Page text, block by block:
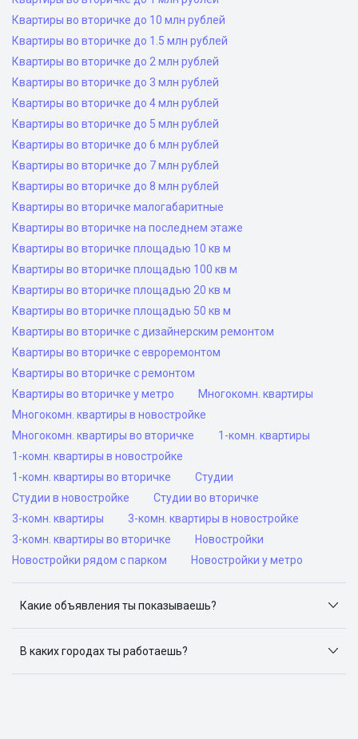
Квартиры во вторичке до 10 млн рублей
Квартиры во вторичке до 1.5 млн рублей
Квартиры во вторичке до 2 млн рублей
Квартиры во вторичке до 3 млн рублей
Квартиры во вторичке до 4 млн рублей
Квартиры во вторичке до 5 млн рублей
Квартиры во вторичке до 6 млн рублей
Квартиры во вторичке до 7 млн рублей
Квартиры во вторичке до 8 млн рублей
Квартиры во вторичке малогабаритные
Квартиры во вторичке на последнем этаже
Квартиры во вторичке площадью 10 кв м
Квартиры во вторичке площадью 100 кв м
Квартиры во вторичке площадью 20 кв м
Квартиры во вторичке площадью 50 кв м
Квартиры во вторичке с дизайнерским ремонтом
Квартиры во вторичке с евроремонтом
Квартиры во вторичке с ремонтом
Квартиры во вторичке у метро
Многокомн. квартиры
Многокомн. квартиры в новостройке
Многокомн. квартиры во вторичке
1-комн. квартиры
1-комн. квартиры в новостройке
1-комн. квартиры во вторичке
Студии
Студии в новостройке
Студии во вторичке
3-комн. квартиры
3-комн. квартиры в новостройке
3-комн. квартиры во вторичке
Новостройки
Новостройки рядом с парком
Новостройки у метро
Какие объявления ты показываешь?
объявлений: ЦИАН, Домклик, Яндекс.Недвижимость,
Авито, Самолет.Плюс.
В каких городах ты работаешь?